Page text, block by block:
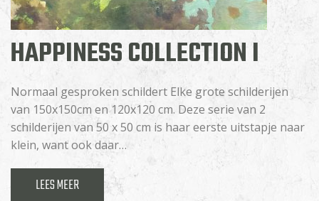
HAPPINESS COLLECTION I
Normaal gesproken schildert Elke grote schilderijen
van 150x150cm en 120x120 cm. Deze serie van 2
schilderijen van 50 x 50 cm is haar eerste uitstapje naar
klein, want ook daar…
LEES MEER